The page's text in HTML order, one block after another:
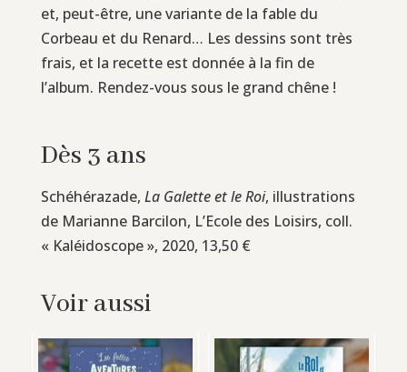
et, peut-être, une variante de la fable du
Corbeau et du Renard… Les dessins sont très
frais, et la recette est donnée à la fin de
l’album. Rendez-vous sous le grand chêne !
Dès 3 ans
Schéhérazade, La Galette et le Roi, illustrations
de Marianne Barcilon, L’Ecole des Loisirs, coll.
« Kaléidoscope », 2020, 13,50 €
Voir aussi